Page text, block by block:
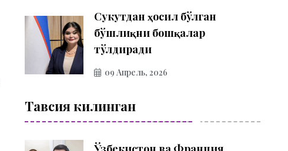
Сукутдан ҳосил бўлган
бўшлиқни бошқалар
тўлдиради
09 Апрель, 2026
Тавсия килинган